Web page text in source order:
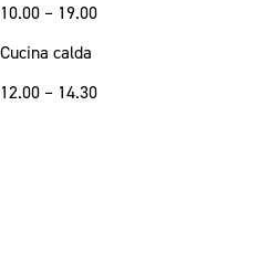
10.00 – 19.00
Cucina calda
12.00 – 14.30